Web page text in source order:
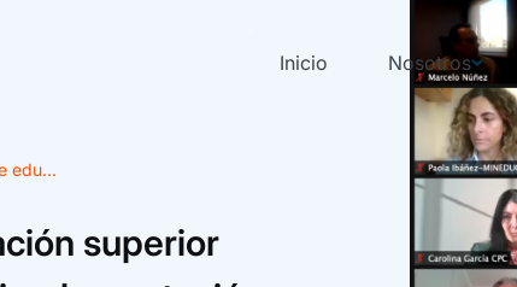
Inicio Nosotros
edu...
superior